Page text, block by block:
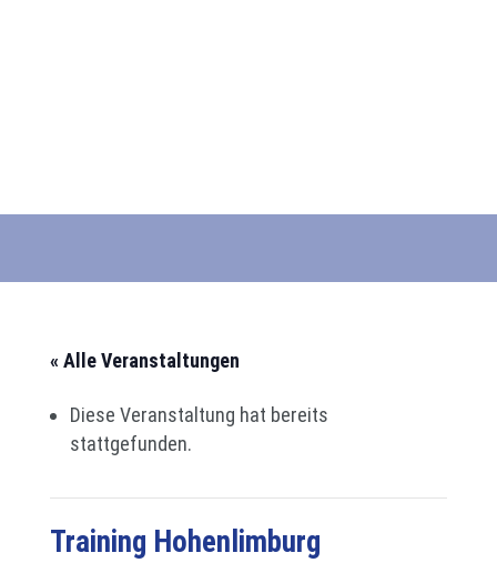
« Alle Veranstaltungen
Diese Veranstaltung hat bereits
stattgefunden.
Training Hohenlimburg